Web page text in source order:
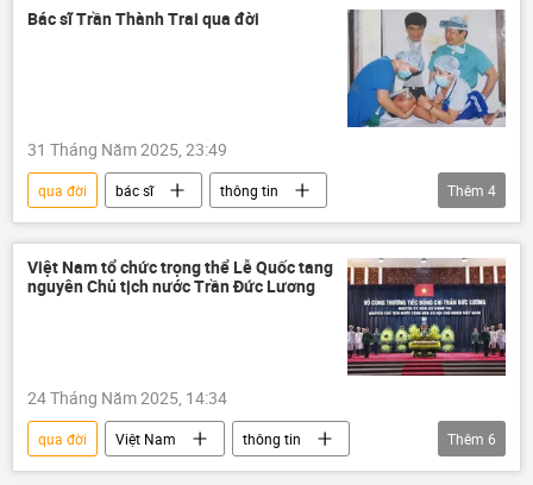
Bác sĩ Trần Thành Trai qua đời
31 Tháng Năm 2025, 23:49
qua đời bác sĩ
thông tin
Việt Nam
y tế
ca phẫu thuật
bác sĩ phẫu thuật
Thêm 4
Việt Nam tổ chức trọng thể Lễ Quốc tang
nguyên Chủ tịch nước Trần Đức Lương
24 Tháng Năm 2025, 14:34
qua đời Việt Nam
thông tin
Đảng Cộng sản Việt Nam
Tô Lâm
Thêm 6